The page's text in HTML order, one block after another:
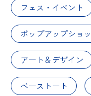
フェス・イベント
ポップアップショ
アート＆デザイン
ベーストート